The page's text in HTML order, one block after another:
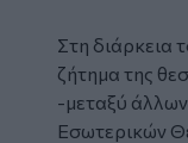
Στη διάρκεια
ζήτημα της
-μεταξύ
Εσωτερικών